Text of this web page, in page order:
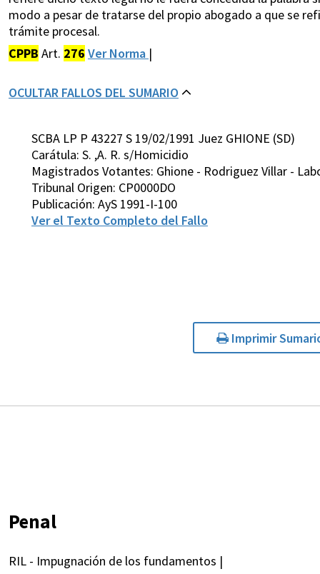
modo a pesar de tratarse del propio abogado a que se
trámite procesal.
CPPB Art. 276 Ver Norma |
OCULTAR FALLOS DEL SUMARIO
SCBA LP P 43227 S 19/02/1991 Juez GHIONE (SD)
Carátula: S. ,A. R. s/Homicidio
Magistrados Votantes: Ghione - Rodriguez Villar -
Tribunal Origen: CP0000DO
Publicación: AyS 1991-I-100
Ver el Texto Completo del Fallo
Imprimir
Penal
RIL - Impugnación de los fundamentos |